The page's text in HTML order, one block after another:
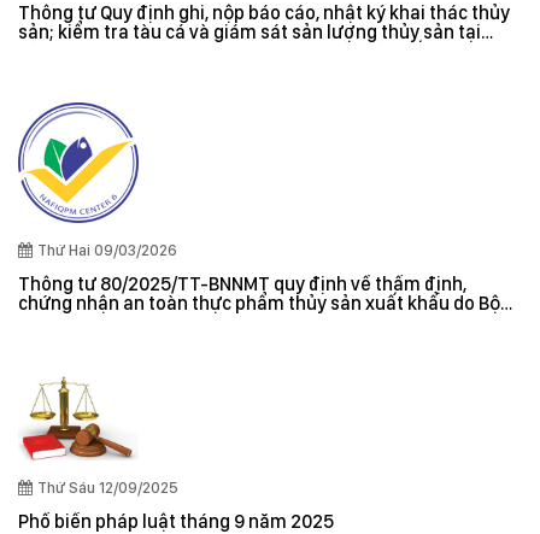
Thông tư Quy định ghi, nộp báo cáo, nhật ký khai thác thủy
sản; kiểm tra tàu cá và giám sát sản lượng thủy sản tại
Thứ Hai 09/03/2026
Thông tư 80/2025/TT-BNNMT quy định về thẩm định,
chứng nhận an toàn thực phẩm thủy sản xuất khẩu do Bộ
Thứ Sáu 12/09/2025
Phổ biến pháp luật tháng 9 năm 2025